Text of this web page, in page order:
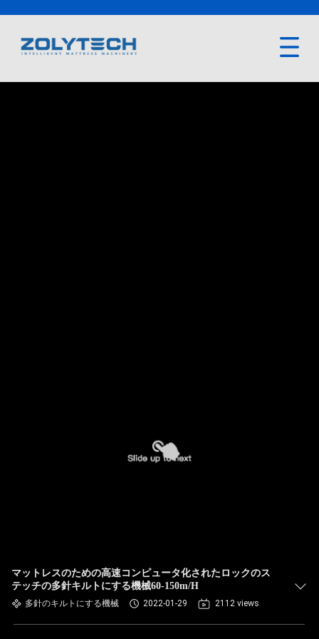
マットレスのための高速コンピュータ化されたロックのス
テッチの多針キルトにする機械60-150m/H
多針のキルトにする機械 2022-01-29 2112 views